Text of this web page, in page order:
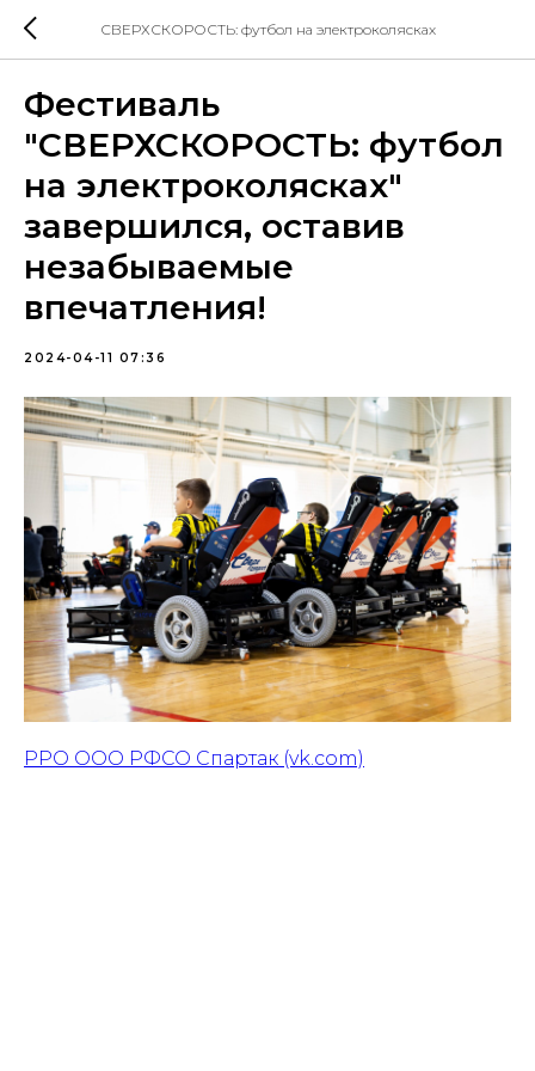
СВЕРХСКОРОСТЬ: футбол на электроколясках
Фестиваль
"СВЕРХСКОРОСТЬ: футбол
на электроколясках"
завершился, оставив
незабываемые
впечатления!
2024-04-11 07:36
РРО ООО РФСО Спартак (vk.com)